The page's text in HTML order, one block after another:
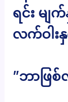
ရင်း မ
လက်ဝါ
”ဘာဖြ